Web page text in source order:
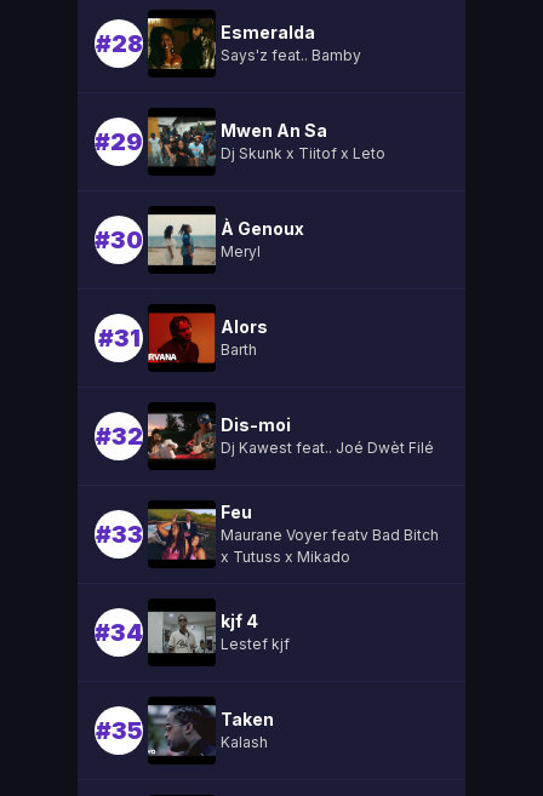
#28 Esmeralda
Says'z feat.. Bamby
#29 Mwen An Sa
Dj Skunk x Tiitof x Leto
#30 À Genoux
Meryl
#31 Alors
Barth
#32 Dis-moi
Dj Kawest feat.. Joé Dwèt Filé
#33
Feu
Maurane Voyer featv Bad Bitch
x Tutuss x Mikado
#34 kjf 4
Lestef kjf
#35 Taken
Kalash